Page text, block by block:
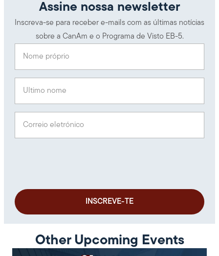
Assine nossa newsletter
Inscreva-se para receber e-mails com as últimas notícias
sobre a CanAm e o Programa de Visto EB-5.
Other Upcoming Events